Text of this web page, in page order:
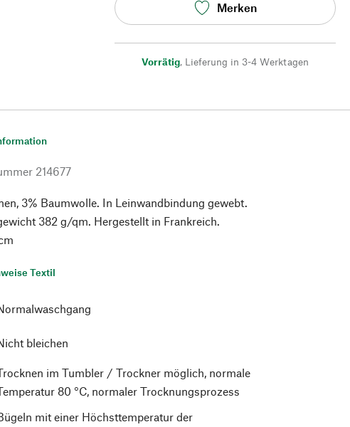
Merken
Vorrätig, Lieferung in 3-4 Werktagen
214677
3% Baumwolle. In Leinwandbindung gewebt.
382 g/qm. Hergestellt in Frankreich.
Textil
bleichen
im Tumbler / Trockner möglich, normale
80 °C, normaler Trocknungsprozess
mit einer Höchsttemperatur der